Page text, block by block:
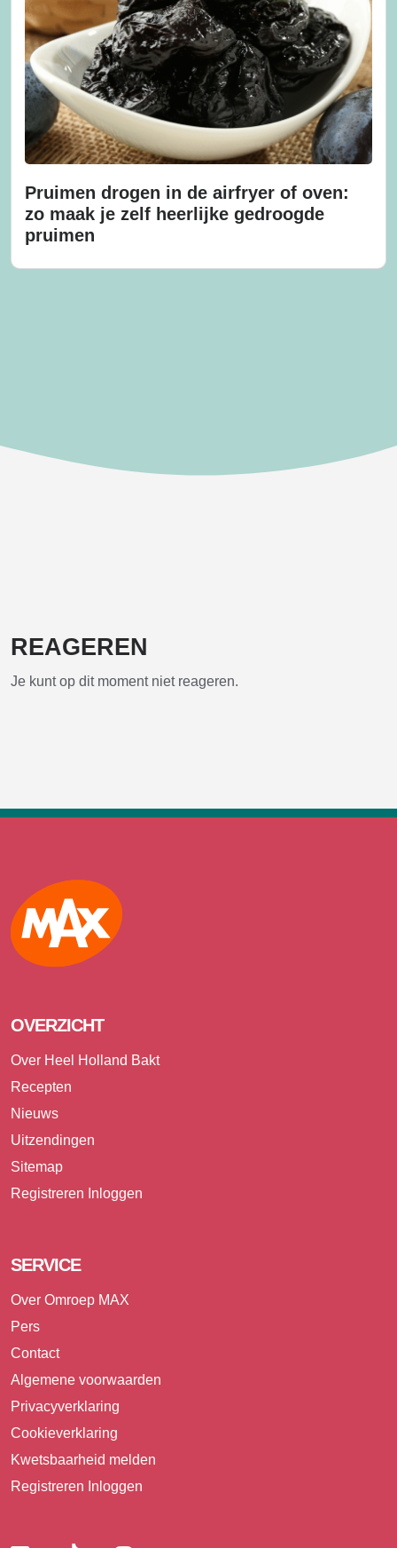
Pruimen drogen in de airfryer of oven:
zo maak je zelf heerlijke gedroogde
pruimen
REAGEREN
Je kunt op dit moment niet reageren.
Max
OVERZICHT
Over Heel Holland Bakt
Recepten
Nieuws
Uitzendingen
Sitemap
Registreren Inloggen
SERVICE
Over Omroep MAX
Pers
Contact
Algemene voorwaarden
Privacyverklaring
Cookieverklaring
Kwetsbaarheid melden
Registreren Inloggen